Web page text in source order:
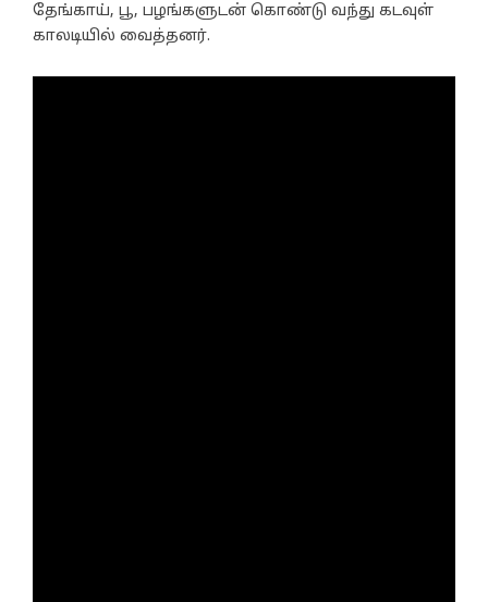
தேங்காய், பூ, பழங்களுடன் கொண்டு வந்து கடவுள்
காலடியில் வைத்தனர்.